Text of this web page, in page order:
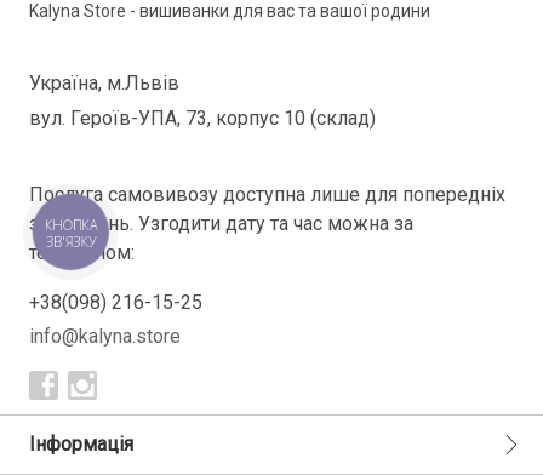
Kalyna Store - вишиванки для вас та вашої родини
Україна, м.Львів
вул. Героїв-УПА, 73, корпус 10 (склад)
Послуга самовивозу доступна лише для попередніх
замовлень. Узгодити дату та час можна за
телефоном:
+38(098) 216-15-25
info@kalyna.store
Інформація
КНОПКА
ЗВ'ЯЗКУ